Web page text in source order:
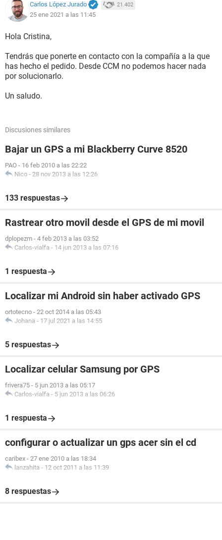
Carlos López Jurado 21.402
25 ene 2021 a las 11:45
Hola Cristina,
Tendrás que ponerte en contacto con la compañía a la que
has hecho el pedido. Desde CCM no podemos hacer nada
por solucionarlo.
Un saludo.
Discusiones similares
Bajar un GPS a mi Blackberry Curve 8520
PAO - 16 feb 2010 a las 22:22
Nico - 28 nov 2013 a las 12:26
133 respuestas
Rastrear otro movil desde el GPS de mi movil
dplopezm - 4 feb 2013 a las 03:52
Carlos-vialfa - 14 jun 2013 a las 07:16
1 respuesta
Localizar mi Android sin haber activado GPS
ortotecno - 22 oct 2014 a las 05:43
Johana - 17 jul 2021 a las 14:55
5 respuestas
Localizar celular Samsung por GPS
frivera75 - 5 jun 2013 a las 05:17
Carlos-vialfa - 5 jun 2013 a las 06:26
1 respuesta
configurar o actualizar un gps acer sin el cd
caribex - 27 ene 2010 a las 18:34
lanzahita - 12 oct 2011 a las 11:39
8 respuestas